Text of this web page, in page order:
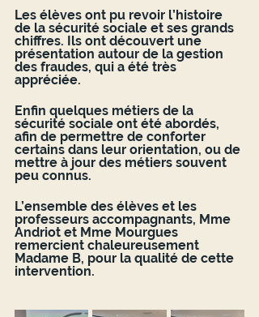
Les élèves ont pu revoir l’histoire
de la sécurité sociale et ses grands
chiffres. Ils ont découvert une
présentation autour de la gestion
des fraudes, qui a été très
appréciée.
Enfin quelques métiers de la
sécurité sociale ont été abordés,
afin de permettre de conforter
certains dans leur orientation, ou de
mettre à jour des métiers souvent
peu connus.
L’ensemble des élèves et les
professeurs accompagnants, Mme
Andriot et Mme Mourgues
remercient chaleureusement
Madame B, pour la qualité de cette
intervention.